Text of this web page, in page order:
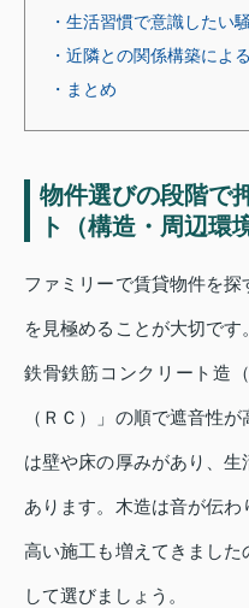
・生活習慣で意識したい
・近隣との関係構築によ
・まとめ
物件選びの段階で
ト（構造・周辺環
ファミリーで賃貸物件を
を見極めることが大切で
鉄骨鉄筋コンクリート造
（ＲＣ）」の順で遮音性
は壁や床の厚みがあり、
あります。木造は音が伝
高い施工も増えてきました
して選びましょう。